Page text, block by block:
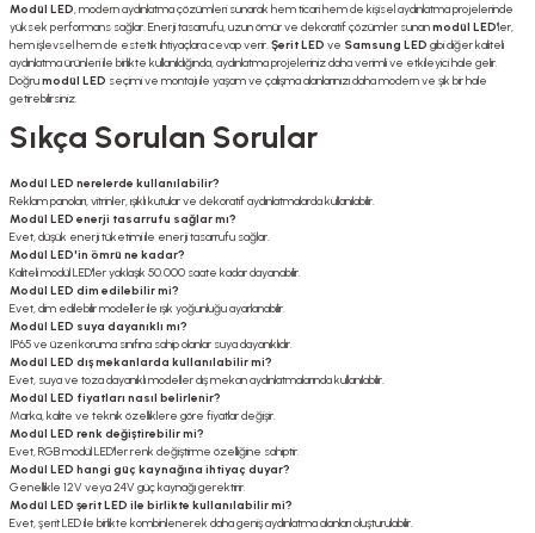
Modül LED, modern aydınlatma çözümleri sunarak hem ticari hem de kişisel aydınlatma projelerinde
yüksek performans sağlar. Enerji tasarrufu, uzun ömür ve dekoratif çözümler sunanmodül LED'ler,
hem işlevsel hem de estetik ihtiyaçlara cevap verir. Şerit LED ve Samsung LED gibi diğer kaliteli
aydınlatma ürünleri ile birlikte kullanıldığında, aydınlatma projeleriniz daha verimli ve etkileyici hale gelir.
Doğrumodül LED seçimi ve montajı ile yaşam ve çalışma alanlarınızı daha modern ve şık bir hale
getirebilirsiniz.
Sıkça Sorulan Sorular
Modül LED nerelerde kullanılabilir?
Reklam panoları, vitrinler, ışıklı kutular ve dekoratif aydınlatmalarda kullanılabilir.
Modül LED enerji tasarrufu sağlar mı?
Evet, düşük enerji tüketimi ile enerji tasarrufu sağlar.
Modül LED'in ömrü ne kadar?
Kaliteli modül LED'ler yaklaşık 50.000 saate kadar dayanabilir.
Modül LED dim edilebilir mi?
Evet, dim edilebilir modeller ile ışık yoğunluğu ayarlanabilir.
Modül LED suya dayanıklı mı?
IP65 ve üzeri koruma sınıfına sahip olanlar suya dayanıklıdır.
Modül LED dış mekanlarda kullanılabilir mi?
Evet, suya ve toza dayanıklı modeller dış mekan aydınlatmalarında kullanılabilir.
Modül LED fiyatları nasıl belirlenir?
Marka, kalite ve teknik özelliklere göre fiyatlar değişir.
Modül LED renk değiştirebilir mi?
Evet, RGB modül LED'ler renk değiştirme özelliğine sahiptir.
Modül LED hangi güç kaynağına ihtiyaç duyar?
Genellikle 12V veya 24V güç kaynağı gerektirir.
Modül LED şerit LED ile birlikte kullanılabilir mi?
Evet, şerit LED ile birlikte kombinlenerek daha geniş aydınlatma alanları oluşturulabilir.